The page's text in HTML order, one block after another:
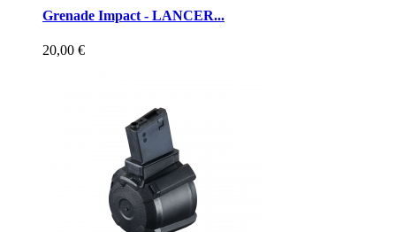
Grenade Impact - LANCER...
20,00 €